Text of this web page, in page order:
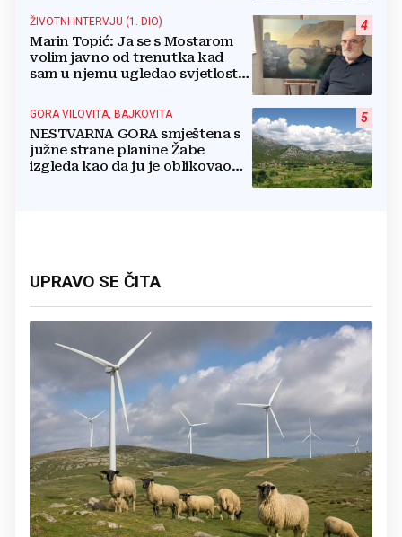
4
ŽIVOTNI INTERVJU (1. DIO)
Marin Topić: Ja se s Mostarom
volim javno od trenutka kad
sam u njemu ugledao svjetlost
lovim na platnu
5
GORA VILOVITA, BAJKOVITA
NESTVARNA GORA smještena s
južne strane planine Žabe
izgleda kao da ju je oblikovao
UPRAVO SE ČITA